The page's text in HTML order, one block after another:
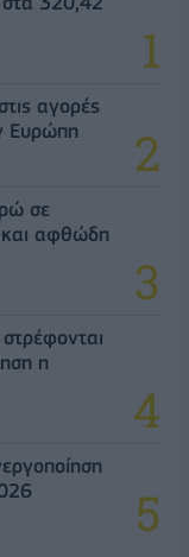
αγορές
Ευρώπη
σε
και αφθώδη
η